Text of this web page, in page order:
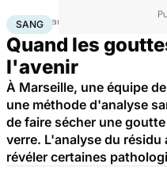
Accueil Santé
SANG
Quand les
l'avenir
À Marseille, une équipe
une méthode d'analyse
de faire sécher une
verre. L'analyse du
révéler certaines